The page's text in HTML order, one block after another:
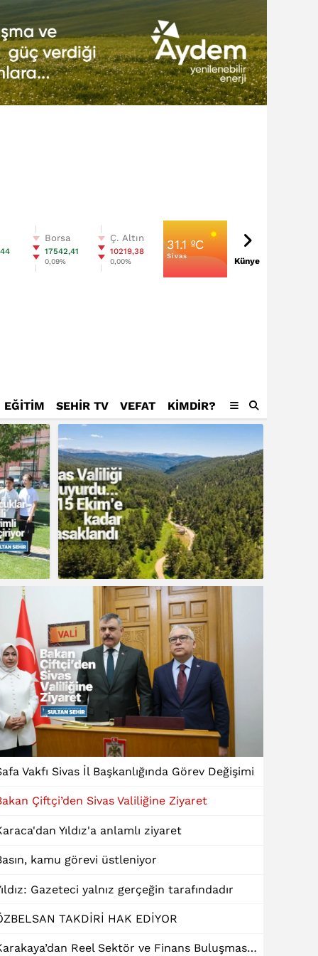
Borsa
17542,41
0,09%
Ç. Altın
10219,38
0,00%
31.1 ºC
Sivas
Künye
EĞİTİM SEHİR TV VEFAT KIMDIR?
Vakfı Sivas İl Başkanlığında Görev Değişimi
Çiftçi’den Sivas Valiliğine Ziyaret
Yıldız'a anlamlı ziyaret
kamu görevi üstleniyor
Gazeteci yalnız gerçeğin tarafındadır
TAKDİRİ HAK EDİYOR
Karakaya’dan Reel Sektör ve Finans Buluşmasında "Dinamik Kredi" Talebi